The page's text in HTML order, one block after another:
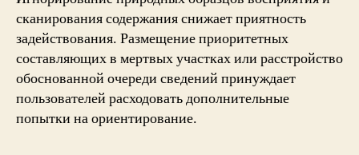
сканирования содержания снижает приятность
задействования. Размещение приоритетных
составляющих в мертвых участках или расстройство
обоснованной очереди сведений принуждает
пользователей расходовать дополнительные
попытки на ориентирование.